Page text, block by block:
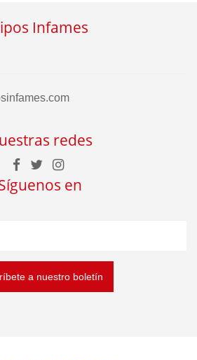
Infames
redes
en
a nuestro boletín